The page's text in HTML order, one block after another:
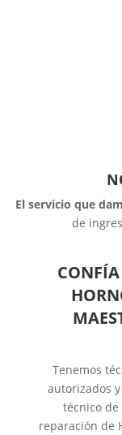
El servicio que
de
Tenemos
autorizados
técnico
reparación de